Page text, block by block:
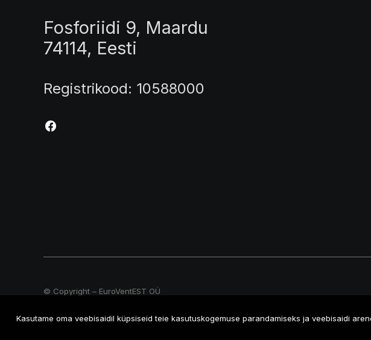
Fosforiidi 9, Maardu
74114, Eesti
Registrikood: 10588000
© Copyright – EuroVentEST OÜ
Kasutame oma veebisaidil küpsiseid teie kasutuskogemuse parandamiseks ja veebisaidi